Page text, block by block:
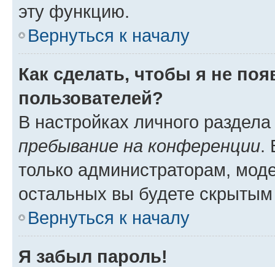
эту функцию.
Вернуться к началу
Как сделать, чтобы я не
пользователей?
В настройках личного
пребывание на конференции.
только администраторам,
остальных вы будете
Вернуться к началу
Я забыл пароль!